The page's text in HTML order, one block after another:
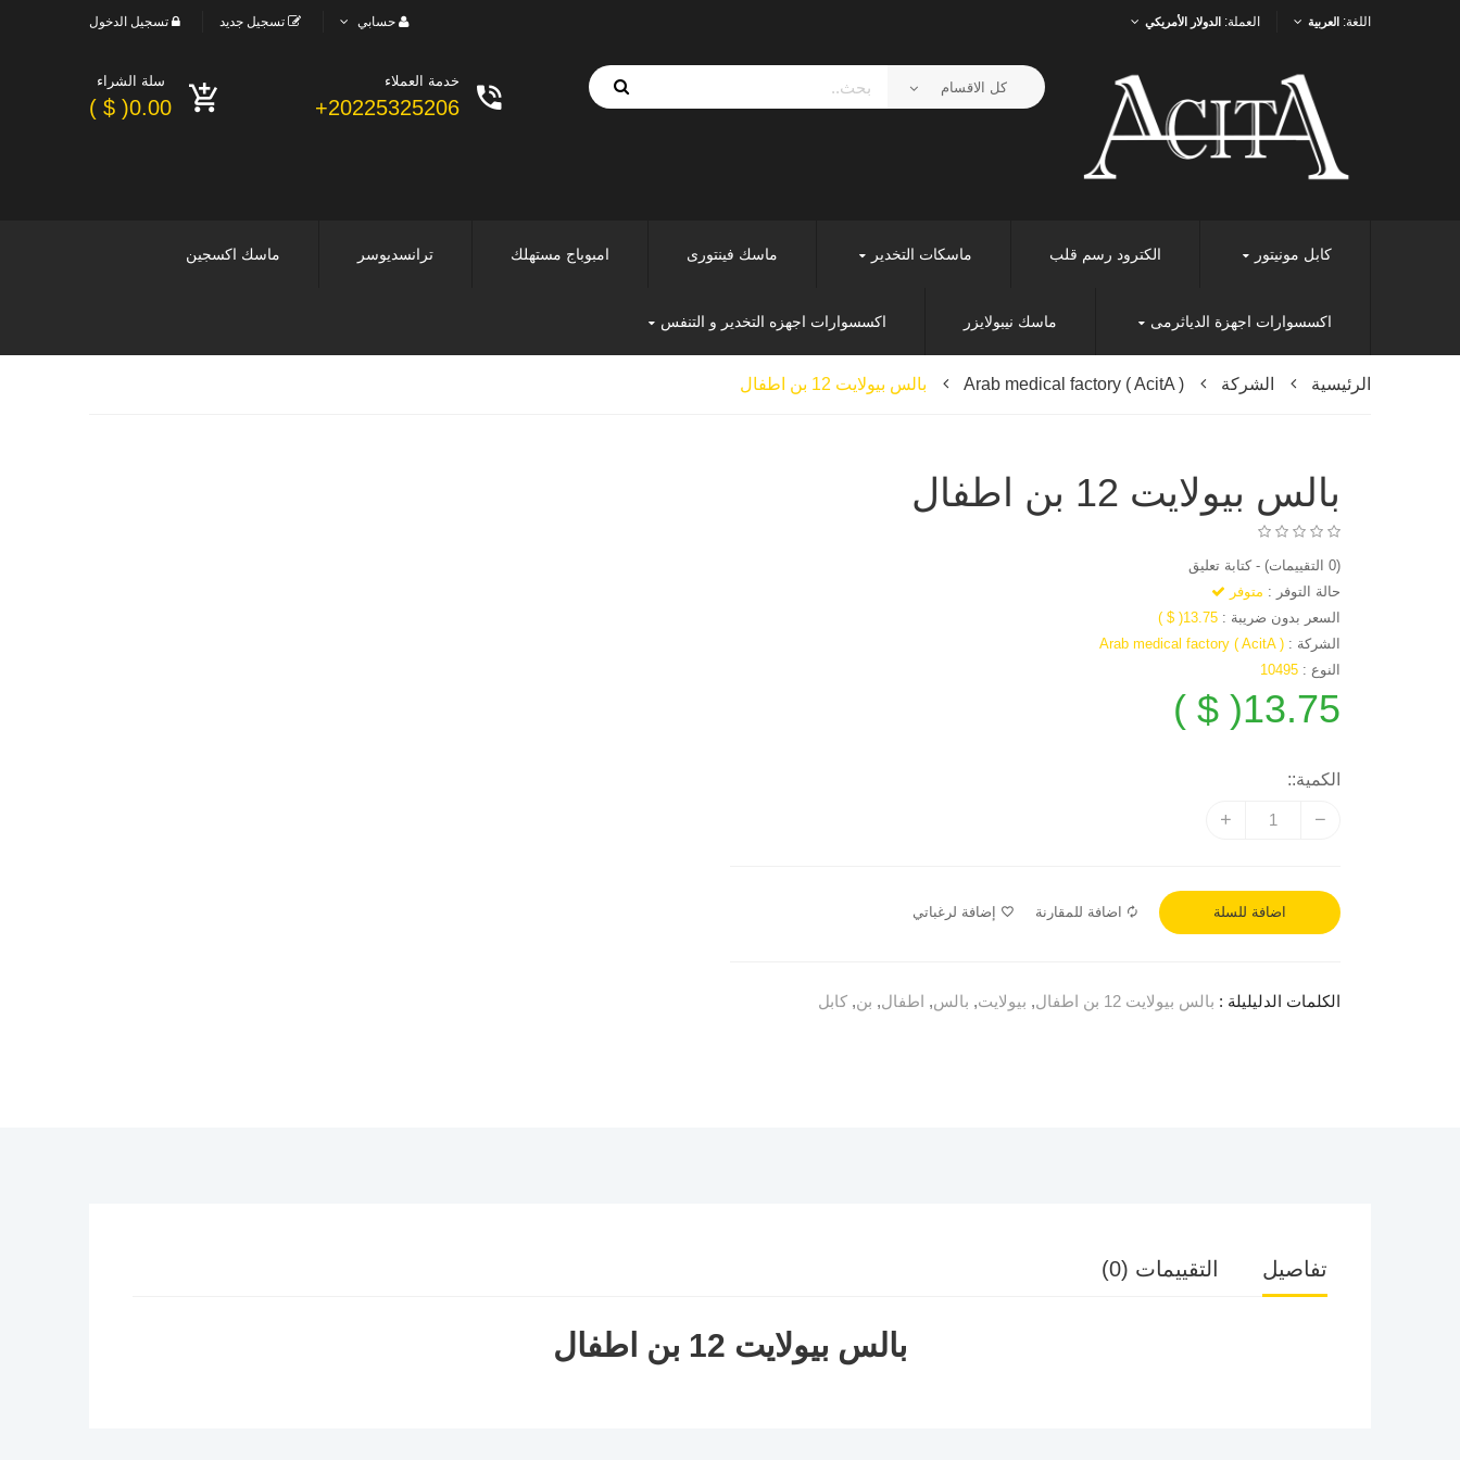
اللغة: العربية العملة: الدولار الأمريكي حسابي تسجيل جديد تسجيل الدخول
خدمة العملاء
20225325206+
سلة الشراء
0.00( $ )
كابل مونيتور الكترود رسم قلب ماسكات التخدير ماسك فينتورى امبوباج مستهلك ترانسديوسر ماسك اكسجين
اكسسوارات اجهزة الدياثرمى ماسك نيبولايزر اكسسوارات اجهزه التخدير و التنفس
الرئيسية الشركة Arab medical factory ( AcitA ) بالس بيولايت 12 بن اطفال
بالس بيولايت 12 بن اطفال
(0 التقييمات) -كتابة تعليق
حالة التوفر : متوفر
السعر بدون ضريبة : 13.75( $ )
الشركة : Arab medical factory ( AcitA )
النوع : 10495
13.75( $ )
الكمية::
اضافة للسلة اضافة للمقارنة إضافة لرغباتي
الكلمات الدليليلة : بالس بيولايت 12 بن اطفال , بيولايت, بالس, اطفال, بن, كابل
تفاصيل التقييمات (0)
بالس بيولايت 12 بن اطفال